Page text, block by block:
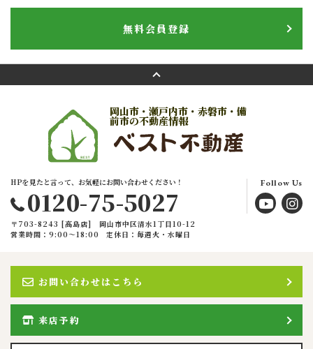
無料会員登録
岡山市・瀬戸内市・赤磐市・備
前市の不動産情報
HPを見たと言って、お気軽にお問い合わせください！
0120-75-5027
Follow Us
〒703-8243 [高島店] 岡山市中区清水1丁目10-12
営業時間：9:00〜18:00
定休日：毎週火・水曜日
お問い合わせはこちら
来店予約